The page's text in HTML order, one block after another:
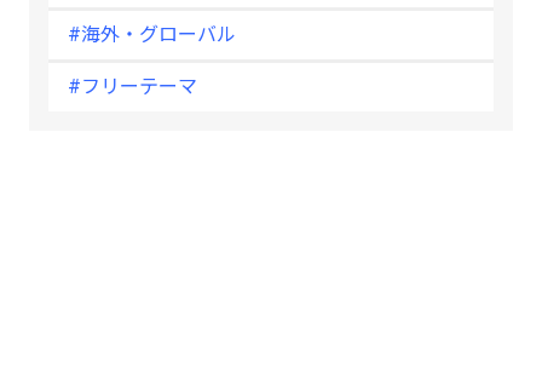
#海外・グローバル
#フリーテーマ